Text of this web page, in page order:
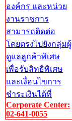
องค์กร และหน่วย
งานราชการ
สามารถติดต่อ
โดยตรงไปยังกลุ่มผู้
ดูแลลูกค้าพิเศษ
เพื่อรับสิทธิพิเศษ
และเงื่อนไขการ
ชำระเงินได้ที่
Corporate Center:
02-641-0055